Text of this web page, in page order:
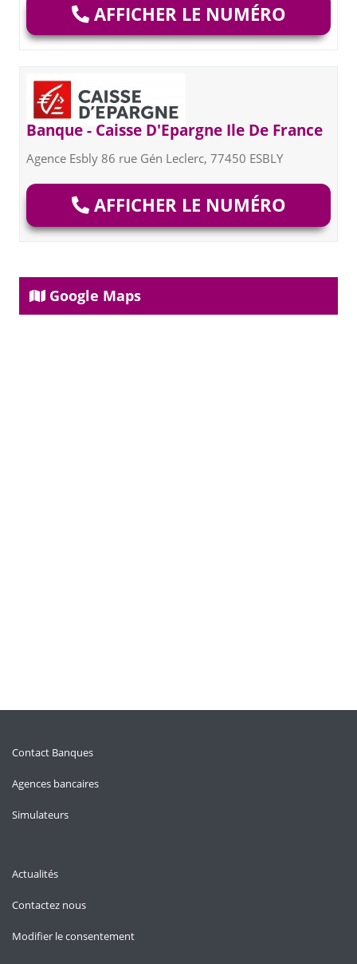
AFFICHER LE NUMÉRO
Banque - Caisse D'Epargne Ile De France
Agence Esbly 86 rue Gén Leclerc, 77450 ESBLY
AFFICHER LE NUMÉRO
Google Maps
Contact Banques
Agences bancaires
Simulateurs
Actualités
Contactez nous
Modifier le consentement